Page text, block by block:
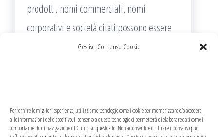
Gestisci Consenso Cookie
Per fornire le migliori esperienze, utilizziamo tecnologie come i cookie per memorizzare e/o accedere
alle informazioni del dispositivo. Il consenso a queste tecnologie ci permetterà di elaborare dati come il
comportamento di navigazione o ID unici su questo sito. Non acconsentire o ritirare il consenso può
prodotti, nomi commerciali, nomi
corporativi e società citati possono essere
marchi di proprietà dei rispettivi titolari o
di violazione dei diritti di Copyright vigenti.